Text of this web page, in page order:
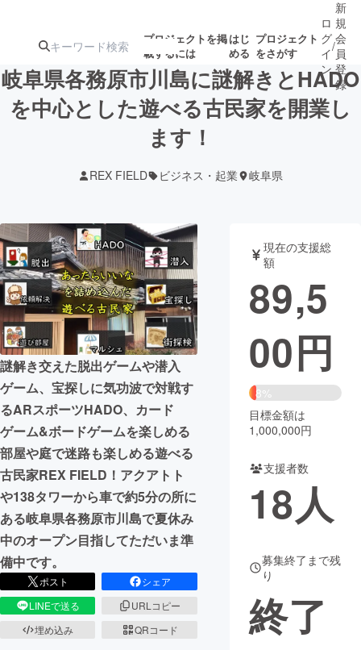
プロジェクトを掲
載するには
はじ
める
プロジェクト
をさがす
注目の新着プロ 募集終了が近いプ
テクノロジー・ガジェット
映像・映画 書籍・雑誌
ビジネス・起業 チャレンジ
まちづくり・地域活性化
CAMPFIRE for Social Good
CAMPFIRE Creation
CAMPFIREふるさと納税
コミュニティ
ロ
グ
イ
ン
/
新
規
会
員
登
録
岐阜県各務原市川島に謎解きとHADO
を中心とした遊べる古民家を開業し
ます！
REX FIELD ビジネス・起業 岐阜県
謎解き交えた脱出ゲームや潜入
ゲーム、宝探しに気功波で対戦す
るARスポーツHADO、カード
ゲーム&ボードゲームを楽しめる
部屋や庭で迷路も楽しめる遊べる
古民家REX FIELD！アクアトト
や138タワーから車で約5分の所に
ある岐阜県各務原市川島で夏休み
中のオープン目指してただいま準
備中です。
ポスト
シェア
LINEで送る
URLコピー
埋め込み
QRコード
現在の支援総
額
89,5
00円
8%
目標金額は
1,000,000円
支援者数
18人
募集終了まで残
り
終了